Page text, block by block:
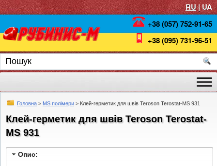
RU| UA
+38 (057) 752-91-65
+38 (095) 731-96-51
Головна > MS полімери > Клей-герметик для швів Teroson Terostat-MS 931
Клей-герметик для швів Teroson Terostat-
MS 931
Опис: